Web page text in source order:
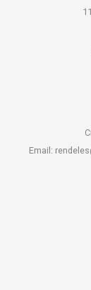
Email: